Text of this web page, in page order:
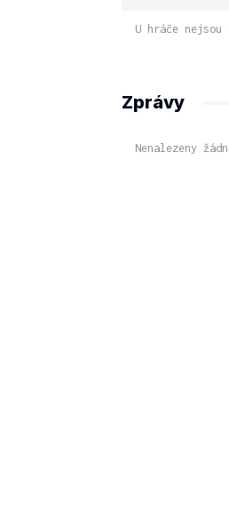
U hráče nejsou
Zprávy
Nenalezeny